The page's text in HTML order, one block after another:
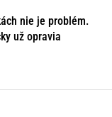
nie je problém.
už opravia